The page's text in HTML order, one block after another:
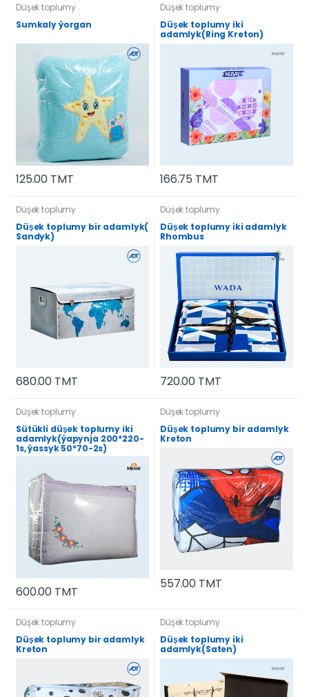
Düşek toplumy
Sumkaly ýorgan
125.00 TMT
Düşek toplumy
Düşek toplumy iki
adamlyk(Ring Kreton)
166.75 TMT
Düşek toplumy
Düşek toplumy bir adamlyk(
Sandyk)
680.00 TMT
Düşek toplumy
Düşek toplumy iki adamlyk
Rhombus
720.00 TMT
Düşek toplumy
Sütükli düşek toplumy iki
adamlyk(ýapynja 200*220-
1s, ýassyk 50*70-2s)
600.00 TMT
Düşek toplumy
Düşek toplumy bir adamlyk
Kreton
557.00 TMT
Düşek toplumy
Düşek toplumy bir adamlyk
Kreton
Düşek toplumy
Düşek toplumy iki
adamlyk(Saten)